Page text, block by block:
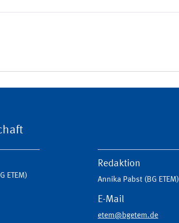
ETEM)
Redaktion
Annika Pabst (BG ETEM)
E-Mail
etem@bgetem.de